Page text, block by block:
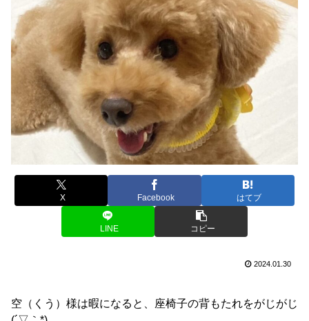
X Facebook はてブ
LINE コピー
2024.01.30
空（くう）様は暇になると、座椅子の背もたれをがじがじ